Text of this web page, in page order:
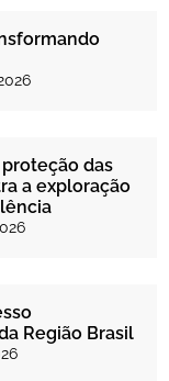
das
a exploração
Região Brasil